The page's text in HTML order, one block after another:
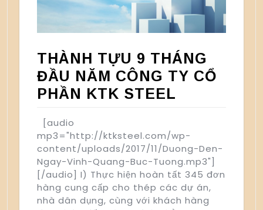
THÀNH TỰU 9 THÁNG
ĐẦU NĂM CÔNG TY CỔ
PHẦN KTK STEEL
[audio
mp3="http://ktksteel.com/wp-
content/uploads/2017/11/Duong-Den-
Ngay-Vinh-Quang-Buc-Tuong.mp3"]
[/audio] I) Thực hiện hoàn tất 345 đơn
hàng cung cấp cho thép các dự án,
nhà dân dụng, cùng với khách hàng